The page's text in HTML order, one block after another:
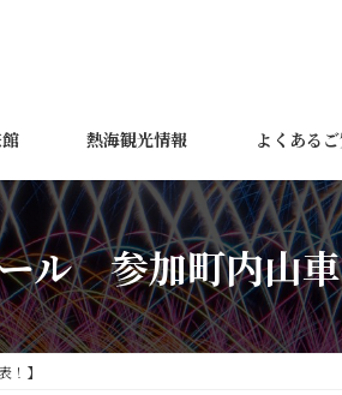
熱海観光情報 よくある
ル 参加町内山
！】